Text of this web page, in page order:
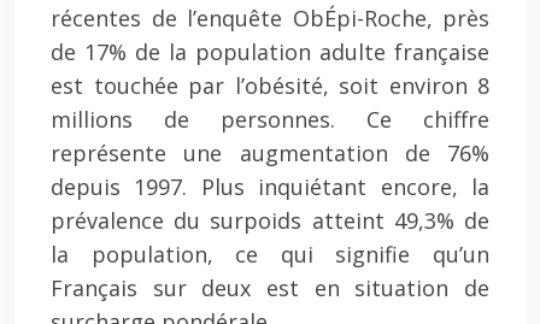
récentes de l’enquête ObÉpi-Roche, près
de 17% de la population adulte française
est touchée par l’obésité, soit environ 8
millions de personnes. Ce chiffre
représente une augmentation de 76%
depuis 1997. Plus inquiétant encore, la
prévalence du surpoids atteint 49,3% de
la population, ce qui signifie qu’un
Français sur deux est en situation de